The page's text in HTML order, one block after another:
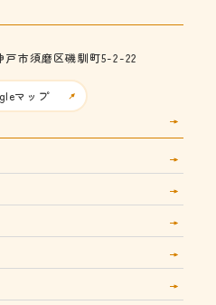
戸市須磨区磯馴町5-2-22
マップ